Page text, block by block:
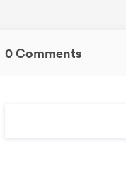
0 Comments